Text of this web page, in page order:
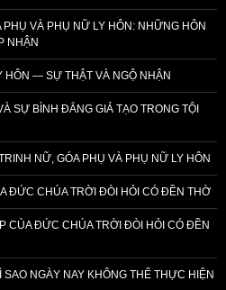
VÀ PHỤ NỮ LY HÔN: NHỮNG HÔN
NHẬN
HÔN — SỰ THẬT VÀ NGỘ NHẬN
SỰ BÌNH ĐẲNG GIẢ TẠO TRONG TỘI
NỮ, GÓA PHỤ VÀ PHỤ NỮ LY HÔN
ĐỨC CHÚA TRỜI ĐÒI HỎI CÓ ĐỀN THỜ
CỦA ĐỨC CHÚA TRỜI ĐÒI HỎI CÓ ĐỀN
NGÀY NAY KHÔNG THỂ THỰC HIỆN